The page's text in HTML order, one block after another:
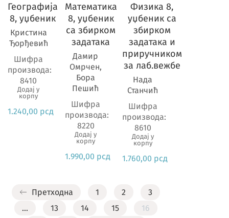
Географија
8, уџбеник
Кристина
Ђорђевић
Шифра
производа:
8410
Додај у
корпу
1.240,00 рсд
Математика
8, уџбеник
са збирком
задатака
Дамир
Омрчен,
Бора
Пешић
Шифра
производа:
8220
Додај у
корпу
1.990,00 рсд
Физика 8,
уџбеник са
збирком
задатака и
приручником
за лаб.вежбе
Нада
Станчић
Шифра
производа:
8610
Додај у
корпу
1.760,00 рсд
Претходна 1 2
3
…
13 14 15
16